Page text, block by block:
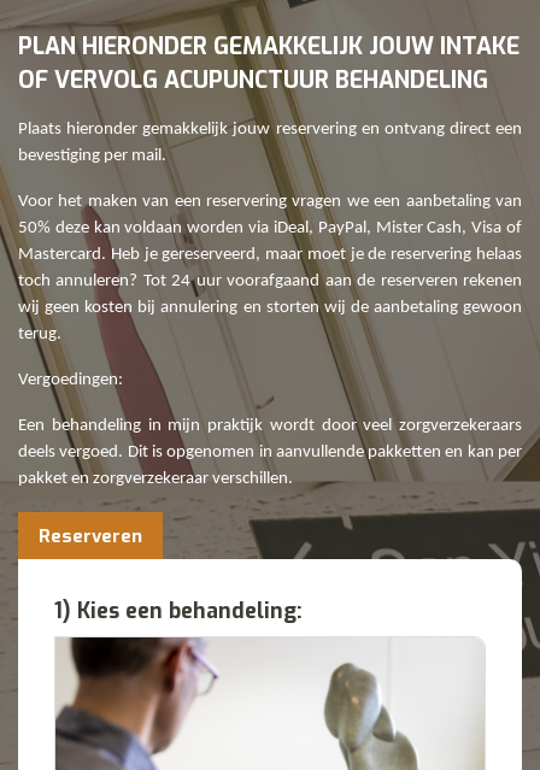
PLAN HIERONDER GEMAKKELIJK JOUW INTAKE
OF VERVOLG ACUPUNCTUUR BEHANDELING
Plaats hieronder gemakkelijk jouw reservering en ontvang direct een
bevestiging per mail.
Voor het maken van een reservering vragen we een aanbetaling van
50% deze kan voldaan worden via iDeal, PayPal, Mister Cash, Visa of
Mastercard. Heb je gereserveerd, maar moet je de reservering helaas
toch annuleren? Tot 24 uur voorafgaand aan de reserveren rekenen
wij geen kosten bij annulering en storten wij de aanbetaling gewoon
terug.
Vergoedingen:
Een behandeling in mijn praktijk wordt door veel zorgverzekeraars
deels vergoed. Dit is opgenomen in aanvullende pakketten en kan per
pakket en zorgverzekeraar verschillen.
Reserveren
1) Kies een behandeling: